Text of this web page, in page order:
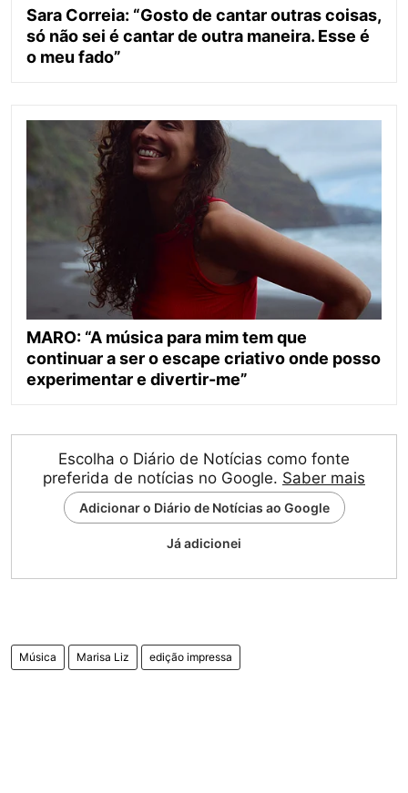
Sara Correia: “Gosto de cantar outras coisas,
só não sei é cantar de outra maneira. Esse é
o meu fado”
MARO: “A música para mim tem que
continuar a ser o escape criativo onde posso
experimentar e divertir-me”
Escolha o Diário de Notícias como fonte
preferida de notícias no Google. Saber mais
Adicionar o Diário de Notícias ao Google
Já adicionei
Música Marisa Liz edição impressa